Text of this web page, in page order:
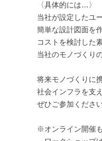
〈具体的には…〉
当社が設定したユ
簡単な設計図面を
コストを検討した
当社のモノづくり
将来モノづくりに
社会インフラを支
ぜひご参加ください
※オンライン開催